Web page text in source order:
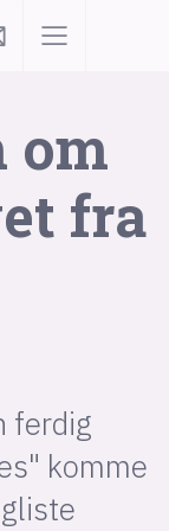
om
fra
ferdig
komme
KI
inn/ut